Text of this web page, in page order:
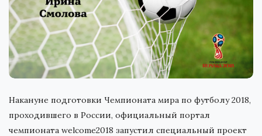
Накануне подготовки Чемпионата мира по футболу 2018,
проходившего в России, официальный портал
чемпионата welcome2018 запустил специальный проект